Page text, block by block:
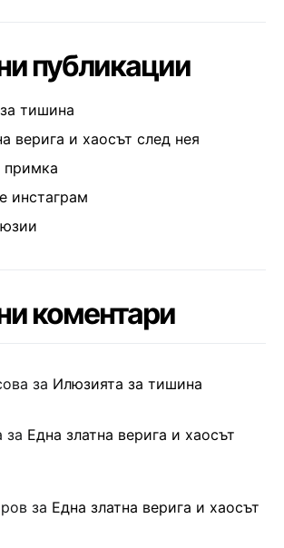
публикации
тишина
верига и хаосът след нея
примка
инстаграм
коментари
за Илюзията за тишина
за Една златна верига и хаосът
за Една златна верига и хаосът